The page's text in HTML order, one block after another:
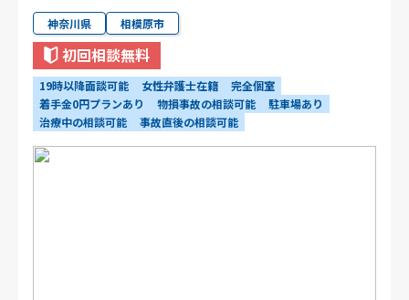
神奈川県 相模原市
初回相談無料
19時以降面談可能 女性弁護士在籍
完全個室
着手金0円プランあり
物損事故の相談可能
駐車場あり
治療中の相談可能
事故直後の相談可能